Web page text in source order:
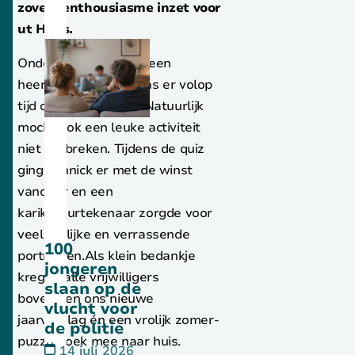
zoveel enthousiasme inzet voor
ut Huus.
Onder het genot van een
heerlijke barbecue was er volop
tijd om bij te praten. Natuurlijk
mocht ook een leuke activiteit
niet ontbreken. Tijdens de quiz
ging Yannick er met de winst
vandoor en een
karikatuurtekenaar zorgde voor
veel vrolijke en verrassende
portretten.Als klein bedankje
kregen alle vrijwilligers
bovendien ons nieuwe
jaarverslag én een vrolijk zomer-
puzzelboek mee naar huis.
100
jongeren
slaan op de
vlucht voor
de politie
14 juli 2026